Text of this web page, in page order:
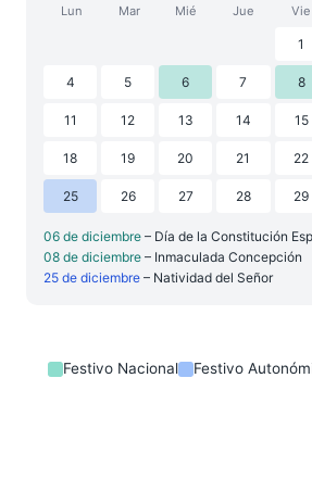
Lun Mar Mié Jue Vie
1
4 5 6 7 8
11 12 13 14 15
18 19 20 21 22
25 26 27 28 29
06 de diciembre – Día de la Constitución
08 de diciembre – Inmaculada Concepción
25 de diciembre – Natividad del Señor
Festivo Nacional Festivo